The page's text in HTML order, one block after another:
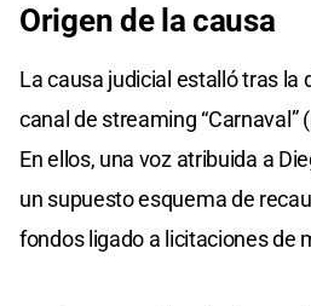
Origen de la causa
La causa judicial estalló tras la
canal de streaming “Carnaval”
En ellos, una voz atribuida a
un supuesto esquema de
fondos ligado a licitaciones de